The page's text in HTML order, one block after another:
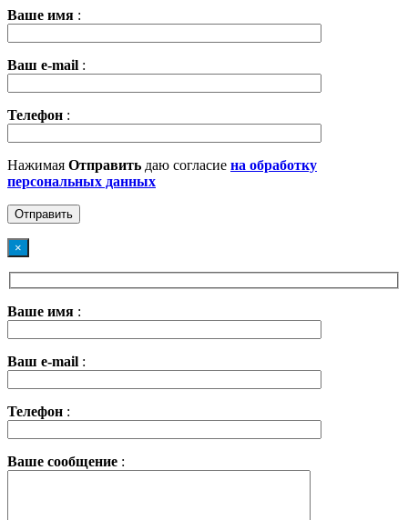
Ваше имя :
Ваш e-mail :
Телефон :
Нажимая Отправить даю согласие на обработку
персональных данных
×
Ваше имя :
Ваш e-mail :
Телефон :
Ваше сообщение :